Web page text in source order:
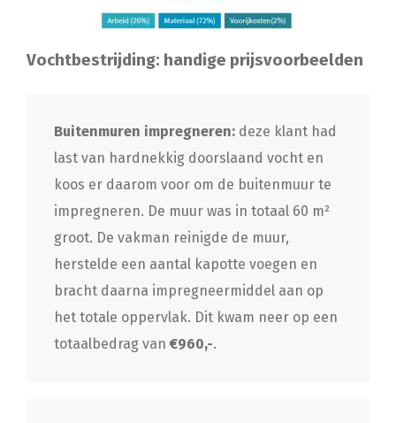
Vochtbestrijding: handige prijsvoorbeelden
Buitenmuren impregneren: deze klant had
last van hardnekkig doorslaand vocht en
koos er daarom voor om de buitenmuur te
impregneren. De muur was in totaal 60 m²
groot. De vakman reinigde de muur,
herstelde een aantal kapotte voegen en
bracht daarna impregneermiddel aan op
het totale oppervlak. Dit kwam neer op een
totaalbedrag van€960,-.